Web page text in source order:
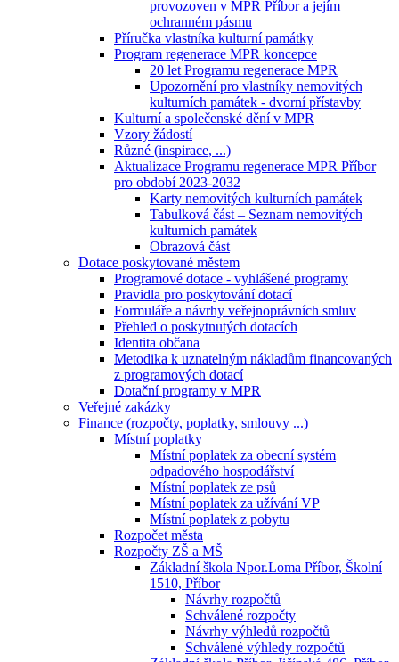
provozoven v MPR Příbor a jejím
ochranném pásmu
Příručka vlastníka kulturní památky
Program regenerace MPR koncepce
20 let Programu regenerace MPR
Upozornění pro vlastníky nemovitých
kulturních památek - dvorní přístavby
Kulturní a společenské dění v MPR
Vzory žádostí
Různé (inspirace, ...)
Aktualizace Programu regenerace MPR Příbor
pro období 2023-2032
Karty nemovitých kulturních památek
Tabulková část – Seznam nemovitých
kulturních památek
Obrazová část
Dotace poskytované městem
Programové dotace - vyhlášené programy
Pravidla pro poskytování dotací
Formuláře a návrhy veřejnoprávních smluv
Přehled o poskytnutých dotacích
Identita občana
Metodika k uznatelným nákladům financovaných
z programových dotací
Dotační programy v MPR
Veřejné zakázky
Finance (rozpočty, poplatky, smlouvy ...)
Místní poplatky
Místní poplatek za obecní systém
odpadového hospodářství
Místní poplatek ze psů
Místní poplatek za užívání VP
Místní poplatek z pobytu
Rozpočet města
Rozpočty ZŠ a MŠ
Základní škola Npor.Loma Příbor, Školní
1510, Příbor
Návrhy rozpočtů
Schválené rozpočty
Návrhy výhledů rozpočtů
Schválené výhledy rozpočtů